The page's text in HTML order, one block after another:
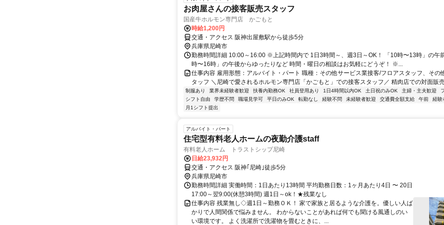
お肉屋さんの接客販売スタッフ
国産牛ホルモン専門店 かごもと
時給1,200円
交通・アクセス 阪神出屋敷駅から徒歩5分
兵庫県尼崎市
勤務時間詳細 10:00～16:00 ※上記時間内で 1日3時間～、週3日～OK！ 「10時〜13時」の午
時〜16時」の午後からゆったりなど 時間・曜日の相談はお気軽にどうぞ！ ※...
仕事内容 雇用形態：アルバイト・パート 職種：その他サービス業接客/フロアスタッフ、その
タッフ ＼尼崎で愛されるホルモン専門店「かごもと」での接客スタッフ／ 精肉店での対面販
制服あり 業界未経験者歓迎 扶養内勤務OK 社員登用あり 1日4時間以内OK 土日祝のみOK 主婦・主夫歓迎
シフト自由
学歴不問 職場見学可 平日のみOK 転勤なし 経験不問 未経験者歓迎 交通費全額支給 午前 経験
月1シフト提出
アルバイト・パート
住宅型有料老人ホームの夜勤介護staff
有料老人ホーム トラストシップ尼崎
日給23,932円
交通・アクセス 阪神｢尼崎｣徒歩5分
兵庫県尼崎市
勤務時間詳細 実働時間：1日あたり13時間 平均勤務日数：1ヶ月あたり4日 〜 20日
17:00～翌9:00(休憩3時間) 週1日～ok！★残業なし
仕事内容 残業無し◇週1日～勤務ＯＫ！ 家で家族と居るような介護を。優しい人ば
かりで人間関係で悩みません。 わからないことがあれば何でも聞ける風通しのい
い環境です。 よく洗濯所で洗濯物を畳むときに、...